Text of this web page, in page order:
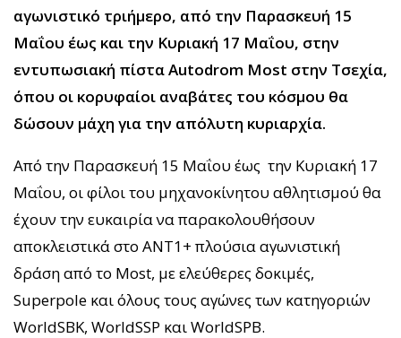
αγωνιστικό τριήμερο, από την Παρασκευή 15
Μαΐου έως και την Κυριακή 17 Μαΐου, στην
εντυπωσιακή πίστα Autodrom Most στην Τσεχία,
όπου οι κορυφαίοι αναβάτες του κόσμου θα
δώσουν μάχη για την απόλυτη κυριαρχία.
Από την Παρασκευή 15 Μαΐου έως την Κυριακή 17
Μαΐου, οι φίλοι του μηχανοκίνητου αθλητισμού θα
έχουν την ευκαιρία να παρακολουθήσουν
αποκλειστικά στο ANT1+ πλούσια αγωνιστική
δράση από το Most, με ελεύθερες δοκιμές,
Superpole και όλους τους αγώνες των κατηγοριών
WorldSBK, WorldSSP και WorldSPB.